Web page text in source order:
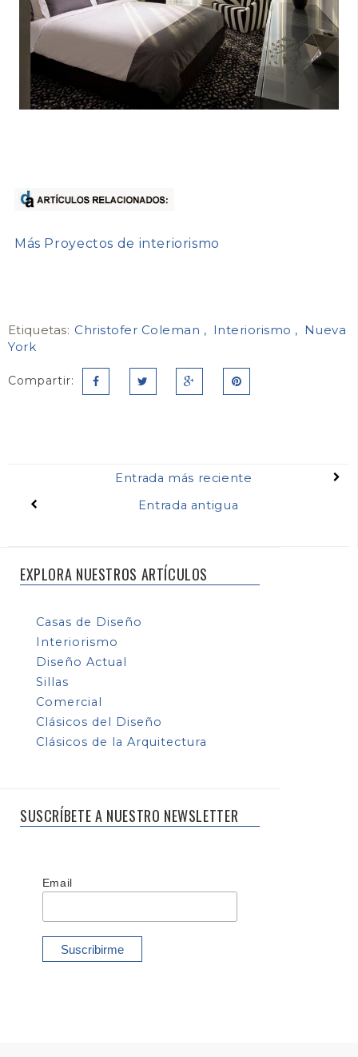
Más Proyectos de interiorismo
Etiquetas: Christofer Coleman Interiorismo
Nueva
York
Compartir:
Entrada más reciente
Entrada antigua
EXPLORA NUESTROS ARTÍCULOS
Casas de Diseño
Interiorismo
Diseño Actual
Sillas
Comercial
Clásicos del Diseño
Clásicos de la Arquitectura
SUSCRÍBETE A NUESTRO NEWSLETTER
Email